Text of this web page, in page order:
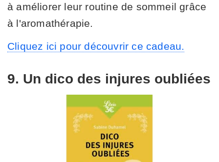
à améliorer leur routine de sommeil grâce
à l'aromathérapie.
Cliquez ici pour découvrir ce cadeau.
9. Un dico des injures oubliées